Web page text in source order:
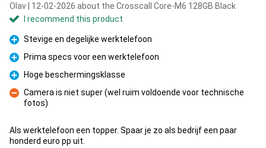
Olav | 12-02-2026 about the Crosscall Core-M6 128GB Black
I recommend this product
Pro
Stevige en degelijke werktelefoon
Pro
Prima specs voor een werktelefoon
Pro
Hoge beschermingsklasse
Camera is niet super (wel ruim voldoende voor technische
fotos)
Als werktelefoon een topper. Spaar je zo als bedrijf een paar
honderd euro pp uit.